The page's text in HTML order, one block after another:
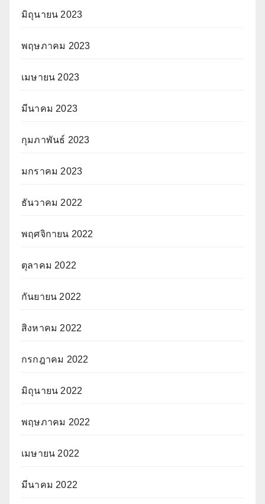
มิถุนายน 2023
พฤษภาคม 2023
เมษายน 2023
มีนาคม 2023
กุมภาพันธ์ 2023
มกราคม 2023
ธันวาคม 2022
พฤศจิกายน 2022
ตุลาคม 2022
กันยายน 2022
สิงหาคม 2022
กรกฎาคม 2022
มิถุนายน 2022
พฤษภาคม 2022
เมษายน 2022
มีนาคม 2022